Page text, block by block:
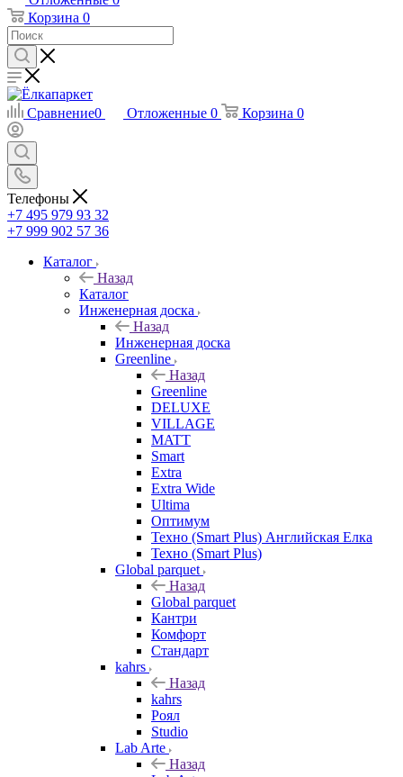
Корзина 0
Сравнение0 Отложенные 0 Корзина 0
Телефоны
+7 495 979 93 32
+7 999 902 57 36
Каталог
Назад
Каталог
Инженерная доска
Назад
Инженерная доска
Greenline
Назад
Greenline
DELUXE
VILLAGE
MATT
Smart
Extra
Extra Wide
Ultima
Оптимум
Техно (Smart Plus) Английская Елка
Техно (Smart Plus)
Global parquet
Назад
Global parquet
Кантри
Комфорт
Стандарт
kahrs
Назад
kahrs
Роял
Studio
Lab Arte
Назад